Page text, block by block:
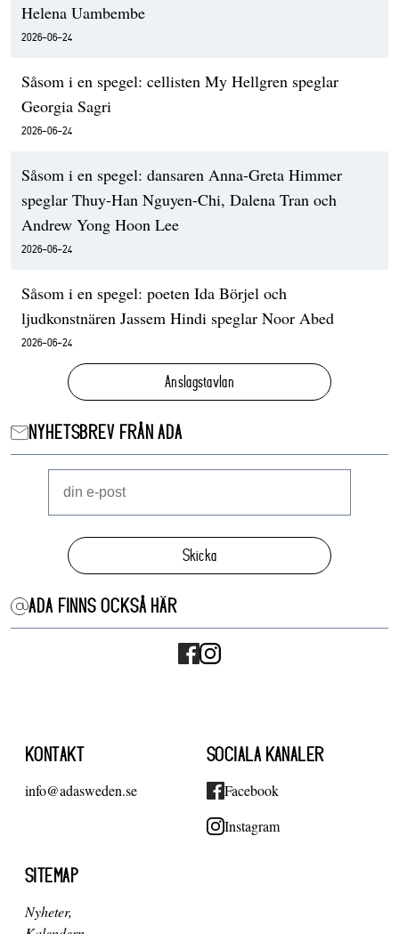
Helena Uambembe
2026-06-24
Såsom i en spegel: cellisten My Hellgren speglar
Georgia Sagri
2026-06-24
Såsom i en spegel: dansaren Anna-Greta Himmer
speglar Thuy-Han Nguyen-Chi, Dalena Tran och
Andrew Yong Hoon Lee
2026-06-24
Såsom i en spegel: poeten Ida Börjel och
ljudkonstnären Jassem Hindi speglar Noor Abed
2026-06-24
Anslagstavlan
NYHETSBREV FRÅN ADA
Skicka
ADA FINNS OCKSÅ HÄR
KONTAKT
info@adasweden.se
SOCIALA KANALER
Facebook
Instagram
SITEMAP
Nyheter